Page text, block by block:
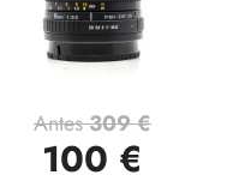
Antes309 €
100 €